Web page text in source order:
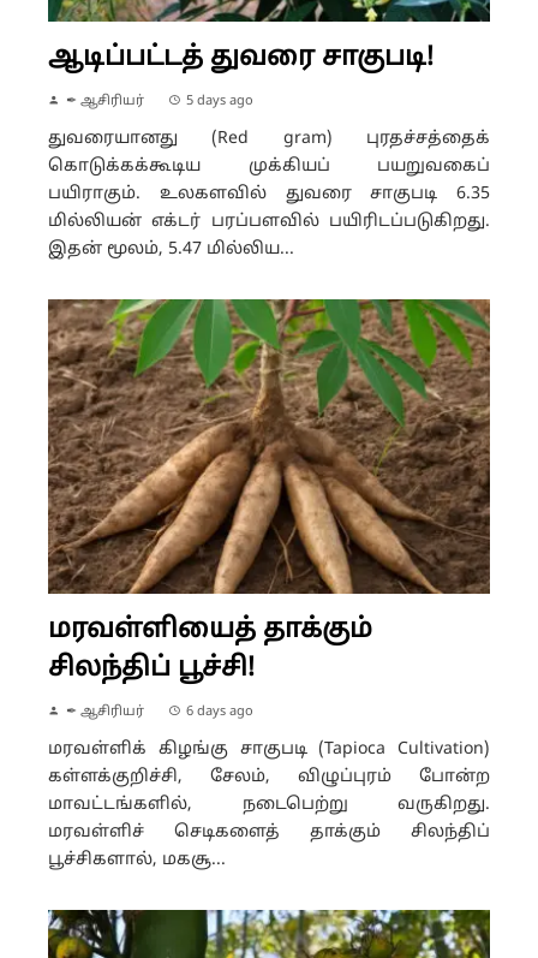
ஆடிப்பட்டத் துவரை சாகுபடி!
✒ ஆசிரியர் 5 days ago
துவரையானது (Red gram) புரதச்சத்தைக்
கொடுக்கக்கூடிய முக்கியப் பயறுவகைப்
பயிராகும். உலகளவில் துவரை சாகுபடி 6.35
மில்லியன் எக்டர் பரப்பளவில் பயிரிடப்படுகிறது.
இதன் மூலம், 5.47 மில்லிய...
மரவள்ளியைத் தாக்கும்
சிலந்திப் பூச்சி!
✒ ஆசிரியர் 6 days ago
மரவள்ளிக் கிழங்கு சாகுபடி (Tapioca Cultivation)
கள்ளக்குறிச்சி, சேலம், விழுப்புரம் போன்ற
மாவட்டங்களில், நடைபெற்று வருகிறது.
மரவள்ளிச் செடிகளைத் தாக்கும் சிலந்திப்
பூச்சிகளால், மகசூ...